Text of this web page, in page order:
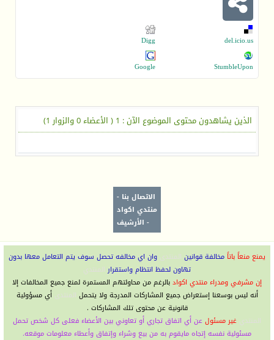
del.icio.us
Digg
StumbleUpon
Google
الذين يشاهدون محتوى الموضوع الآن : 1 ( الأعضاء 0 والزوار 1)
الاتصال بنا -
منتدي اكواد
- الأرشيف
يمنع منعاً باتاًمخالفة قوانين المنتدى وان اي مخالفه تحصل سوف يتم التعامل معها بدون
تهاون لحفظ انتظام واستقرارالمنتدي
إن مشرفي ومدراء منتدي اكوادبالرغم من محاولتهم المستمرة لمنع جميع المخالفات إلا
أنه ليس بوسعنا إستعراض جميع المشاركات المدرجة ولا يتحمل المنتدى أي مسؤولية
قانونية عن محتوى تلك المشاركات .
المنتدي غير مسئولعن أي اتفاق تجاري أو تعاوني بين الأعضاء فعلى كل شخص تحمل
مسئولية نفسه إتجاه مايقوم به من بيع وشراء وإتفاق وأعطاء معلومات موقعه.